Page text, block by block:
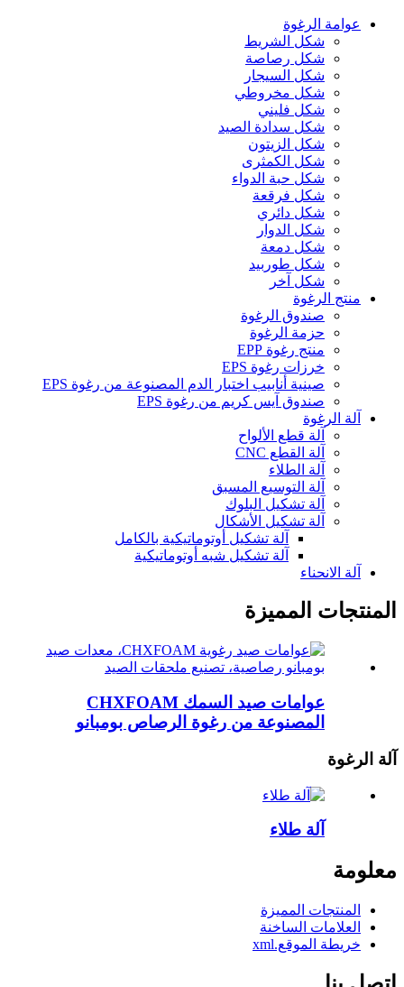
عوامة الرغوة
شكل الشريط
شكل رصاصة
شكل السيجار
شكل مخروطي
شكل فليني
شكل سدادة الصيد
شكل الزيتون
شكل الكمثرى
شكل حبة الدواء
شكل فرقعة
شكل دائري
شكل الدوار
شكل دمعة
شكل طوربيد
شكل آخر
منتج الرغوة
صندوق الرغوة
حزمة الرغوة
منتج رغوة EPP
خرزات رغوة EPS
صينية أنابيب اختبار الدم المصنوعة من رغوة EPS
صندوق آيس كريم من رغوة EPS
آلة الرغوة
آلة قطع الألواح
آلة القطع CNC
آلة الطلاء
آلة التوسيع المسبق
آلة تشكيل البلوك
آلة تشكيل الأشكال
آلة تشكيل أوتوماتيكية بالكامل
آلة تشكيل شبه أوتوماتيكية
آلة الانحناء
المنتجات المميزة
عوامات صيد السمك CHXFOAM
المصنوعة من رغوة الرصاص بومبانو
آلة الرغوة
آلة طلاء
معلومة
المنتجات المميزة
العلامات الساخنة
خريطة الموقع.xml